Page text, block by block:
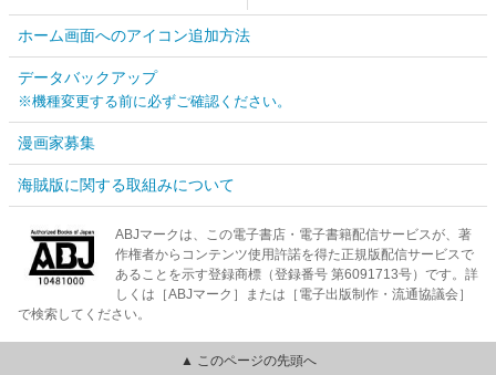
ホーム画面へのアイコン追加方法
データバックアップ
※機種変更する前に必ずご確認ください。
漫画家募集
海賊版に関する取組みについて
ABJマークは、この電子書店・電子書籍配信サービスが、著
作権者からコンテンツ使用許諾を得た正規版配信サービスで
あることを示す登録商標（登録番号 第6091713号）です。詳
しくは［ABJマーク］または［電子出版制作・流通協議会］
で検索してください。
▲ このページの先頭へ